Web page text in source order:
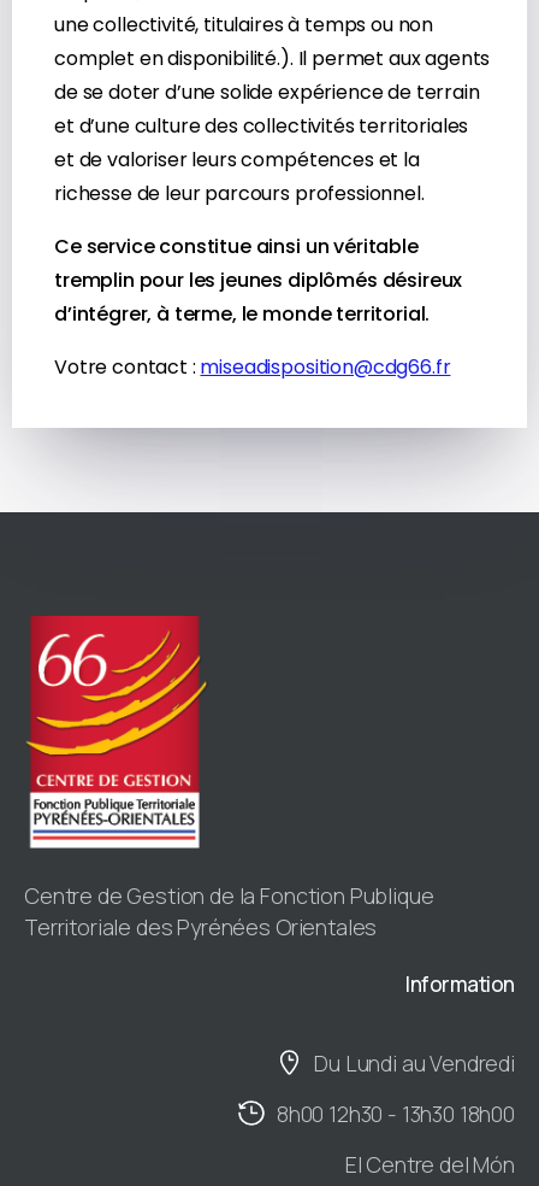
une collectivité, titulaires à temps ou non
complet en disponibilité.). Il permet aux agents
de se doter d’une solide expérience de terrain
et d’une culture des collectivités territoriales
et de valoriser leurs compétences et la
richesse de leur parcours professionnel.
Ce service constitue ainsi un véritable
tremplin pour les jeunes diplômés désireux
d’intégrer, à terme, le monde territorial.
Votre contact : miseadisposition@cdg66.fr
Centre de Gestion de la Fonction Publique
Territoriale des Pyrénées Orientales
Information
Du Lundi au Vendredi
8h00 12h30 - 13h30 18h00
El Centre del Món